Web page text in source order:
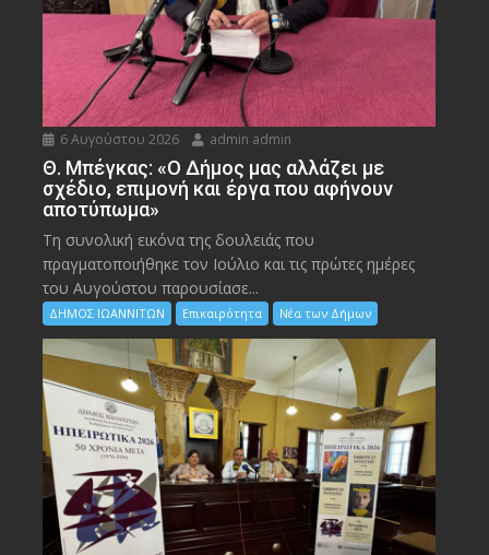
6 Αυγούστου 2026 admin admin
Θ. Μπέγκας: «Ο Δήμος μας αλλάζει με
σχέδιο, επιμονή και έργα που αφήνουν
αποτύπωμα»
Τη συνολική εικόνα της δουλειάς που
πραγματοποιήθηκε τον Ιούλιο και τις πρώτες ημέρες
του Αυγούστου παρουσίασε...
ΔΗΜΟΣ ΙΩΑΝΝΙΤΩΝ Επικαιρότητα Νέα των Δήμων